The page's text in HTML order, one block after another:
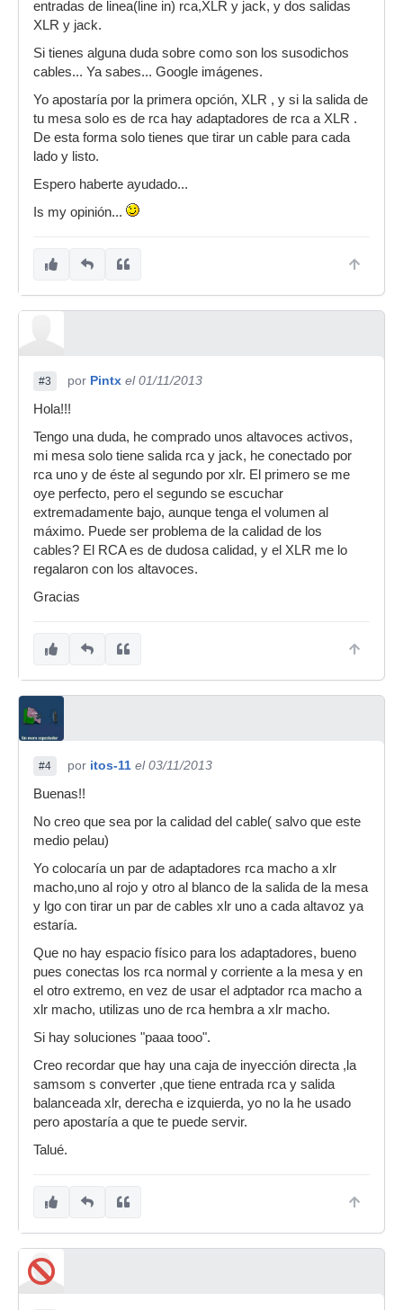
entradas de linea(line in) rca,XLR y jack, y dos salidas
XLR y jack.
Si tienes alguna duda sobre como son los susodichos
cables... Ya sabes... Google imágenes.
Yo apostaría por la primera opción, XLR , y si la salida de
tu mesa solo es de rca hay adaptadores de rca a XLR .
De esta forma solo tienes que tirar un cable para cada
lado y listo.
Espero haberte ayudado...
Is my opinión...
#3 por Pintx el 01/11/2013
Hola!!!
Tengo una duda, he comprado unos altavoces activos,
mi mesa solo tiene salida rca y jack, he conectado por
rca uno y de éste al segundo por xlr. El primero se me
oye perfecto, pero el segundo se escuchar
extremadamente bajo, aunque tenga el volumen al
máximo. Puede ser problema de la calidad de los
cables? El RCA es de dudosa calidad, y el XLR me lo
regalaron con los altavoces.
Gracias
#4 por itos-11 el 03/11/2013
Buenas!!
No creo que sea por la calidad del cable( salvo que este
medio pelau)
Yo colocaría un par de adaptadores rca macho a xlr
macho,uno al rojo y otro al blanco de la salida de la mesa
y lgo con tirar un par de cables xlr uno a cada altavoz ya
estaría.
Que no hay espacio físico para los adaptadores, bueno
pues conectas los rca normal y corriente a la mesa y en
el otro extremo, en vez de usar el adptador rca macho a
xlr macho, utilizas uno de rca hembra a xlr macho.
Si hay soluciones "paaa tooo".
Creo recordar que hay una caja de inyección directa ,la
samsom s converter ,que tiene entrada rca y salida
balanceada xlr, derecha e izquierda, yo no la he usado
pero apostaría a que te puede servir.
Talué.